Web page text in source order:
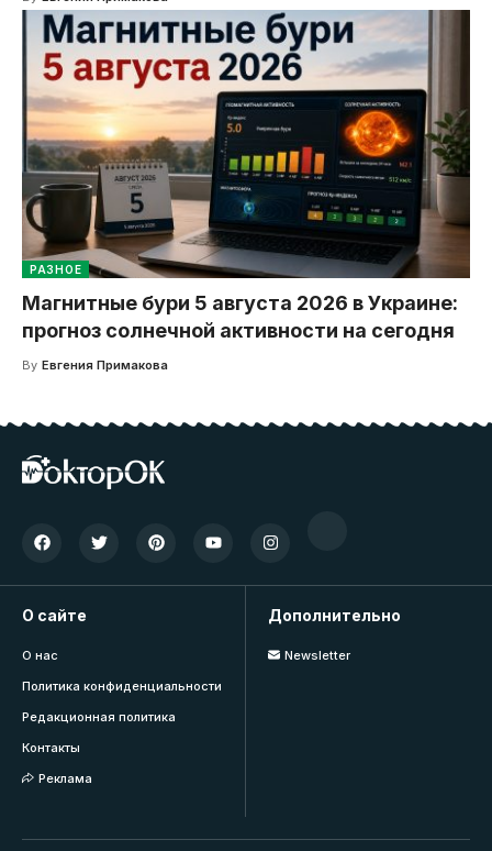
РАЗНОЕ
Магнитные бури 5 августа 2026 в Украине:
прогноз солнечной активности на сегодня
By Евгения Примакова
О сайте
О нас
Политика конфиденциальности
Редакционная политика
Контакты
Реклама
Дополнительно
Newsletter